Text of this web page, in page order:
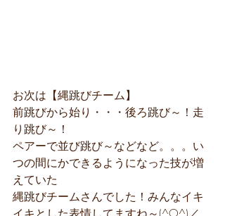
お次は【縄跳びチーム】
前跳びから始り・・・後ろ跳び～！走
り跳び～！
ペアーで並び跳び～などなど。。。い
つの間にかできるようになった技が増
えていた
縄跳びチームさんでした！みんなイキ